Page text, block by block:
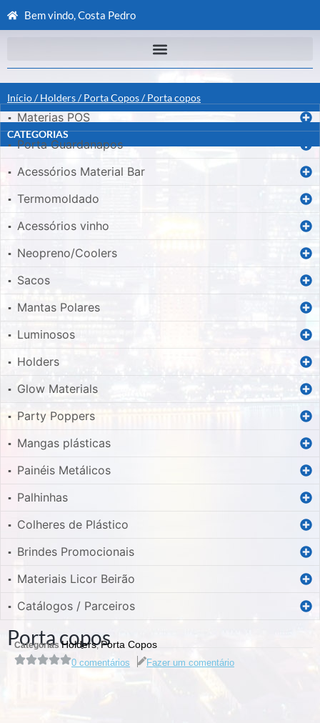
Bem vindo, Costa Pedro
Início/Holders/Porta Copos/ Porta copos
CATEGORIAS
▪ Materias POS
▪ Porta Guardanapos
▪ Acessórios Material Bar
▪ Termomoldado
▪ Acessórios vinho
▪ Neopreno/Coolers
▪ Sacos
▪ Mantas Polares
▪ Luminosos
▪ Holders
▪ Glow Materials
▪ Party Poppers
▪ Mangas plásticas
▪ Painéis Metálicos
▪ Palhinhas
▪ Colheres de Plástico
▪ Brindes Promocionais
▪ Materiais Licor Beirão
▪ Catálogos / Parceiros
Porta copos
Categorias Holders,Porta Copos
0 comentários Fazer um comentário